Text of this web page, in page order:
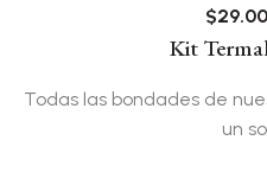
$29.00
Kit
Todas las bondades de
un